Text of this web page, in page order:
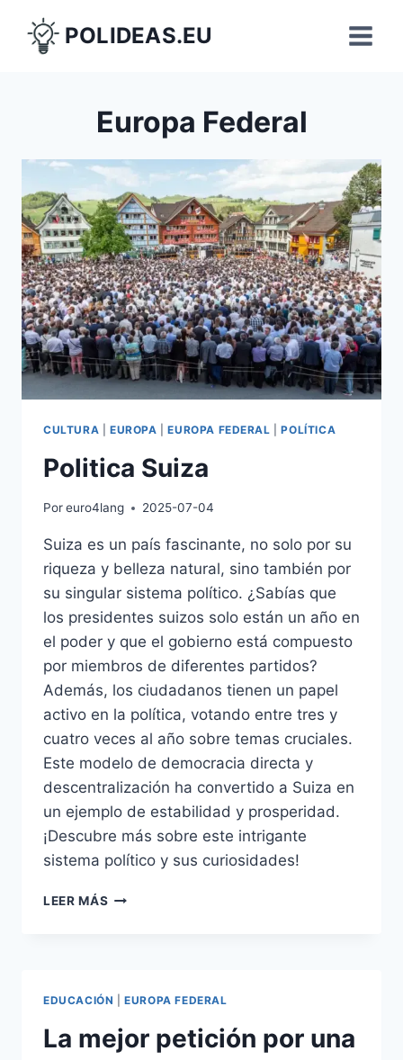
contenido
POLIDEAS.EU
Europa Federal
CULTURA EUROPA |EUROPA FEDERAL |POLÍTICA
Politica Suiza
Poreuro4lang 2025-07-04
Suiza es un país fascinante, no solo por su
riqueza y belleza natural, sino también por
su singular sistema político. ¿Sabías que
los presidentes suizos solo están un año en
el poder y que el gobierno está compuesto
por miembros de diferentes partidos?
Además, los ciudadanos tienen un papel
activo en la política, votando entre tres y
cuatro veces al año sobre temas cruciales.
Este modelo de democracia directa y
descentralización ha convertido a Suiza en
un ejemplo de estabilidad y prosperidad.
¡Descubre más sobre este intrigante
sistema político y sus curiosidades!
LEER MÁS POLITICA
EDUCACIÓN |EUROPA FEDERAL
La mejor petición por una